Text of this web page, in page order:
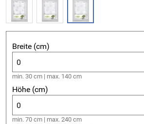
Breite (cm)
min. 30 cm | max. 140 cm
Höhe (cm)
min. 70 cm | max. 240 cm